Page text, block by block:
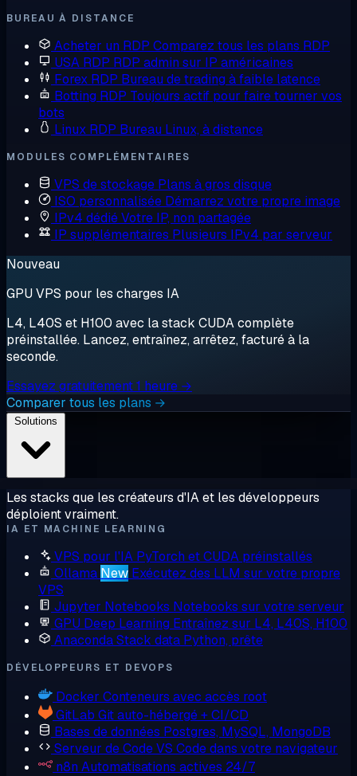
BUREAU À DISTANCE
Acheter un RDP Comparez tous les plans RDP
USA RDP RDP admin sur IP américaines
Forex RDP Bureau de trading à faible latence
Botting RDP Toujours actif pour faire tourner vos
bots
Linux RDP Bureau Linux, à distance
MODULES COMPLÉMENTAIRES
VPS de stockage Plans à gros disque
ISO personnalisée Démarrez votre propre image
IPv4 dédiéVotre IP, non partagée
IP supplémentaires Plusieurs IPv4 par serveur
Nouveau
GPU VPS pour les charges IA
L4, L40S et H100 avec la stack CUDA complète
préinstallée. Lancez, entraînez, arrêtez, facturé à la
seconde.
Essayez gratuitement 1 heure →
Comparer tous les plans →
Les stacks que les créateurs d'IA et les développeurs
déploient vraiment.
IA ET MACHINE LEARNING
VPS pour l'IA PyTorch et CUDA préinstallés
Ollama New Exécutez des LLM sur votre propre
VPS
Jupyter Notebooks Notebooks sur votre serveur
GPU Deep Learning Entraînez sur L4, L40S, H100
AnacondaStack data Python, prête
DÉVELOPPEURS ET DEVOPS
Docker Conteneurs avec accès root
GitLab Git auto-hébergé + CI/CD
Bases de données Postgres, MySQL, MongoDB
Serveur de CodeVS Code dans votre navigateur
n8n Automatisations actives 24/7